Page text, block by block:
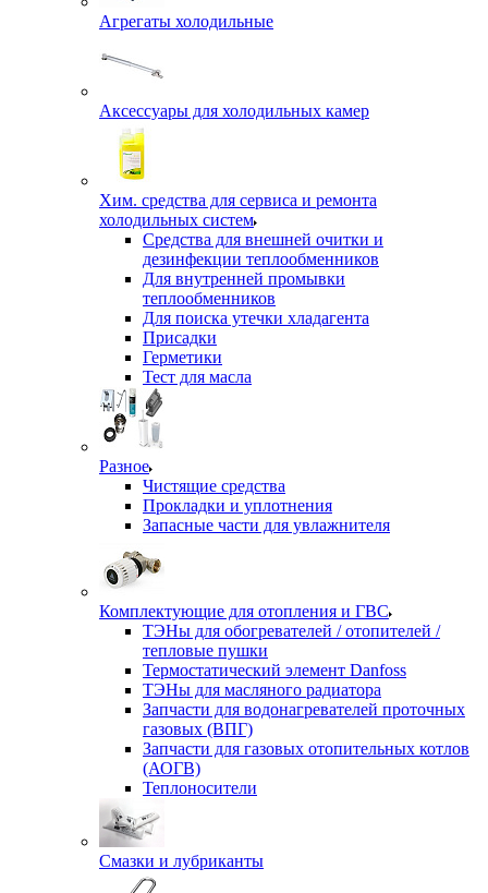
Агрегаты холодильные
Аксессуары для холодильных камер
Хим. средства для сервиса и ремонта
холодильных систем
Средства для внешней очитки и
дезинфекции теплообменников
Для внутренней промывки
теплообменников
Для поиска утечки хладагента
Присадки
Герметики
Тест для масла
Разное
Чистящие средства
Прокладки и уплотнения
Запасные части для увлажнителя
Комплектующие для отопления и ГВС
ТЭНы для обогревателей / отопителей /
тепловые пушки
Термостатический элемент Danfoss
ТЭНы для масляного радиатора
Запчасти для водонагревателей проточных
газовых (ВПГ)
Запчасти для газовых отопительных котлов
(АОГВ)
Теплоносители
Смазки и лубриканты